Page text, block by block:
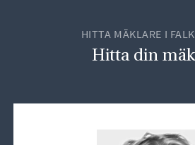
HITTA MÄKLARE I
Hitta din